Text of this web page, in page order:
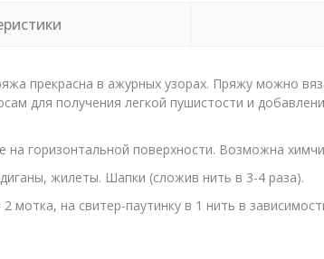
прекрасна в ажурных узорах. Пряжу можно
для получения легкой пушистости и
горизонтальной поверхности. Возможна
жилеты. Шапки (сложив нить в 3-4 раза).
на свитер-паутинку в 1 нить в